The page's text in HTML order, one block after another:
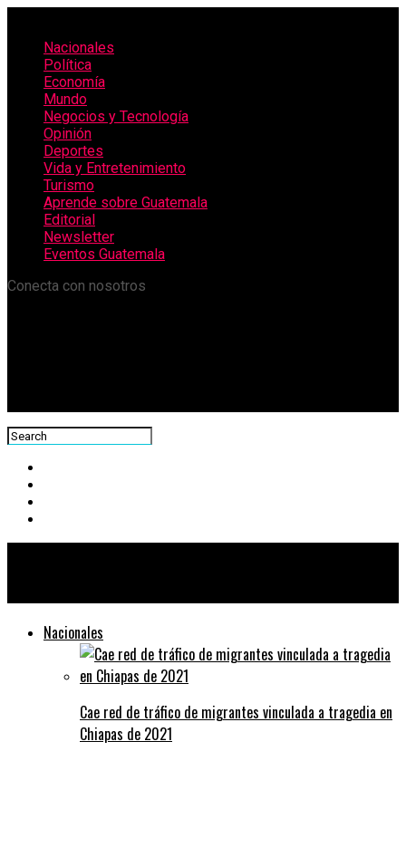
Nacionales
Política
Economía
Mundo
Negocios y Tecnología
Opinión
Deportes
Vida y Entretenimiento
Turismo
Aprende sobre Guatemala
Editorial
Newsletter
Eventos Guatemala
Conecta con nosotros
Nacionales
Cae red de tráfico de migrantes vinculada a tragedia en
Chiapas de 2021